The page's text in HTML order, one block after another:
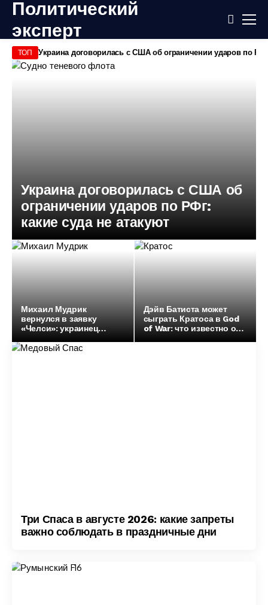
Политический
эксперт
ТОП Украина договорилась с США об ограничении ударов по
Украина договорилась с США об
ограничении ударов по РФг:
какие суда не атакуют
Михаил Мудрик
вернулся в заявку
«Челси»: украинец
«Ювентуса»
Дэйв Батиста может
сыграть Кратоса в God
of War: что известно о
Три Спаса в августе 2026: какие запреты
важно соблюдать в праздничные дни